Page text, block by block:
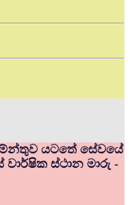
යටතේ සේවයේ
ස්ථාන මාරු -